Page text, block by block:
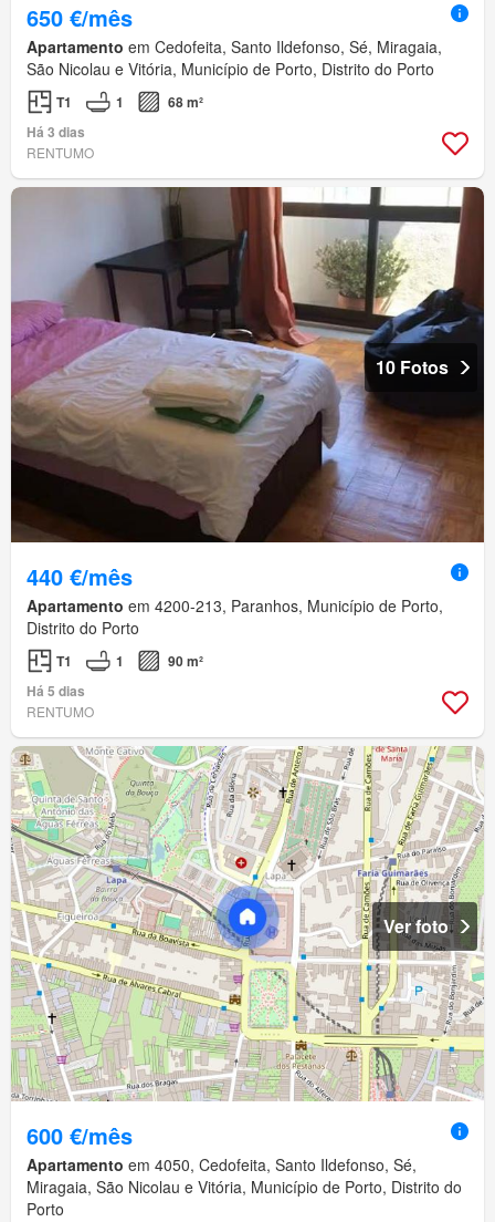
650 €/mês
Apartamento em Cedofeita, Santo Ildefonso, Sé, Miragaia,
São Nicolau e Vitória, Município de Porto, Distrito do Porto
T1 1
68 m²
Há 3 dias
RENTUMO
10 Fotos
440 €/mês
Apartamento em 4200-213, Paranhos, Município de Porto,
Distrito do Porto
T1 1
90 m²
Há 5 dias
RENTUMO
Ver foto
600 €/mês
Apartamento em 4050, Cedofeita, Santo Ildefonso, Sé,
Miragaia, São Nicolau e Vitória, Município de Porto, Distrito do
Porto